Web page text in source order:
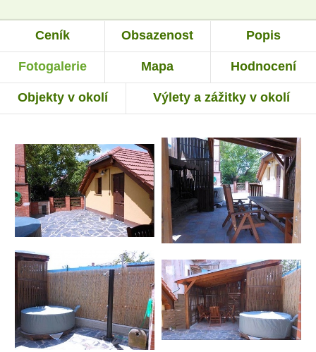
Ceník Obsazenost Popis
Fotogalerie Mapa Hodnocení
Objekty v okolí Výlety a zážitky v okolí